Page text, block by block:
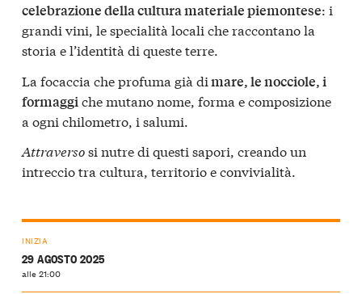
celebrazione della cultura materiale piemontese: i
grandi vini, le specialità locali che raccontano la
storia e l’identità di queste terre.
La focaccia che profuma già dimare, le nocciole, i
formaggiche mutano nome, forma e composizione
a ogni chilometro, i salumi.
Attraversosi nutre di questi sapori, creando un
intreccio tra cultura, territorio e convivialità.
INIZIA
29 AGOSTO 2025
alle 21:00